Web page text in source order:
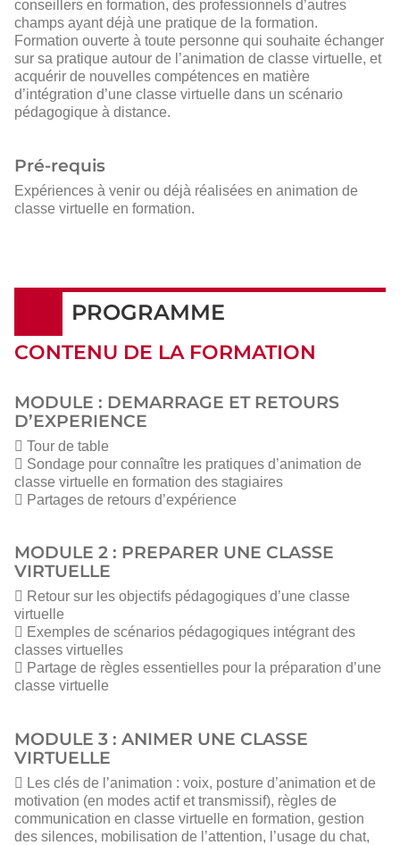
conseillers en formation, des professionnels d’autres
champs ayant déjà une pratique de la formation.
Formation ouverte à toute personne qui souhaite échanger
sur sa pratique autour de l’animation de classe virtuelle, et
acquérir de nouvelles compétences en matière
d’intégration d’une classe virtuelle dans un scénario
pédagogique à distance.
Pré-requis
Expériences à venir ou déjà réalisées en animation de
classe virtuelle en formation.
PROGRAMME
CONTENU DE LA FORMATION
MODULE : DEMARRAGE ET RETOURS
D’EXPERIENCE
 Tour de table
 Sondage pour connaître les pratiques d’animation de
classe virtuelle en formation des stagiaires
 Partages de retours d’expérience
MODULE 2 : PREPARER UNE CLASSE
VIRTUELLE
 Retour sur les objectifs pédagogiques d’une classe
virtuelle
 Exemples de scénarios pédagogiques intégrant des
classes virtuelles
 Partage de règles essentielles pour la préparation d’une
classe virtuelle
MODULE 3 : ANIMER UNE CLASSE
VIRTUELLE
 Les clés de l’animation : voix, posture d’animation et de
motivation (en modes actif et transmissif), règles de
communication en classe virtuelle en formation, gestion
des silences, mobilisation de l’attention, l’usage du chat,